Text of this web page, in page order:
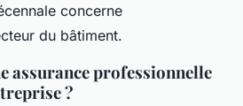
concerne
du bâtiment.
assurance professionnelle
?